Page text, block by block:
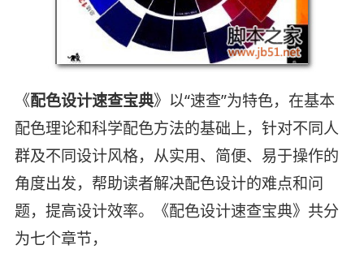
《配色设计速查宝典》以“速查”为特色，在基本
配色理论和科学配色方法的基础上，针对不同人
群及不同设计风格，从实用、简便、易于操作的
角度出发，帮助读者解决配色设计的难点和问
题，提高设计效率。《配色设计速查宝典》共分
为七个章节，